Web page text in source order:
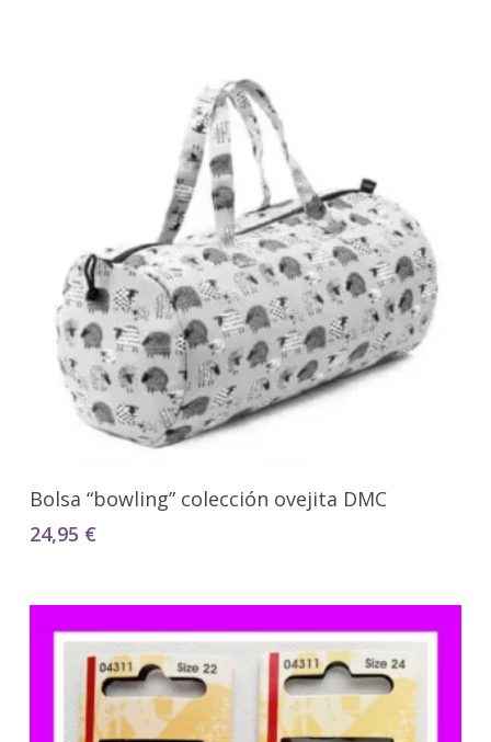
hasta
3,45 €
Seleccionar Opciones
Bolsa “bowling” colección ovejita DMC
24,95 €